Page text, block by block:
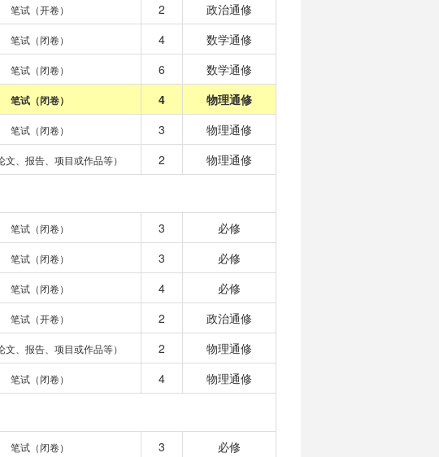
笔试（开卷） 2
政治通修
笔试（闭卷） 4
数学通修
笔试（闭卷） 6
数学通修
笔试（闭卷） 4
物理通修
笔试（闭卷） 3
物理通修
文、报告、项目或作品等） 2 物理通修
笔试（闭卷） 3
必修
笔试（闭卷） 3
必修
笔试（闭卷） 4
必修
笔试（开卷） 2
政治通修
文、报告、项目或作品等） 2
物理通修
笔试（闭卷） 4 物理通修
笔试（闭卷） 3
必修